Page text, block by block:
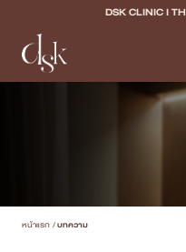
DSK CLINIC I
หน้าแรก /บทความ